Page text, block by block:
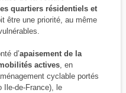
quartiers résidentiels et
être une priorité, au même
d’apaisement de la
actives, en
cyclable portés
Ile-de-France), le